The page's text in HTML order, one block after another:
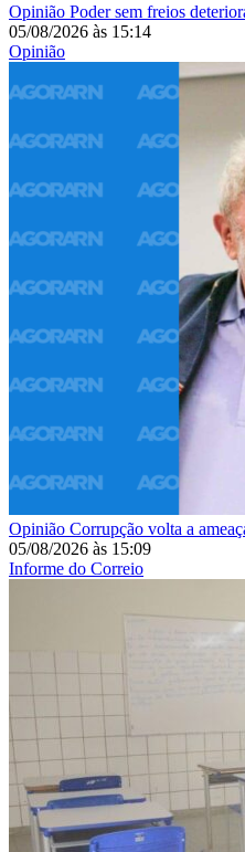
Opinião Poder sem freios
05/08/2026 às 15:14
Opinião
Opinião Corrupção volta a
05/08/2026 às 15:09
Informe do Correio